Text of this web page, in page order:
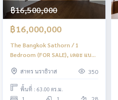
฿16,500,000
฿16,000,000
The Bangkok Sathorn / 1
Bedroom (FOR SALE), เดอะ แบงค็
สาทร นราธิวาส
350
พื้นที่ : 63.00 ตร.ม.